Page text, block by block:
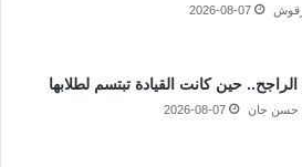
2026-08-07
الراجح.. حين كانت القيادة تبتسم لطلابها
حسن جان 2026-08-07